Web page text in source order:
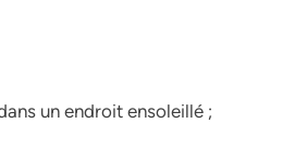
un endroit ensoleillé ;